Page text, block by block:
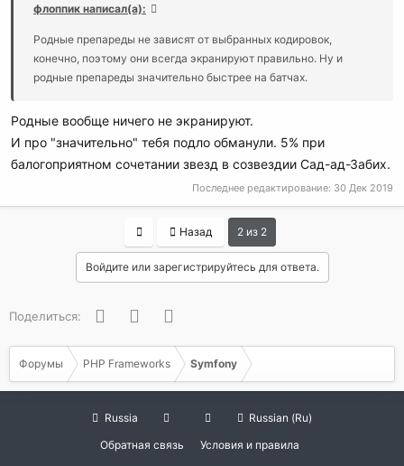
флоппик написал(а):
Родные препареды не зависят от выбранных кодировок,
конечно, поэтому они всегда экранируют правильно. Ну и
родные препареды значительно быстрее на батчах.
Родные вообще ничего не экранируют.
И про "значительно" тебя подло обманули. 5% при
балогоприятном сочетании звезд в созвездии Сад-ад-Забих.
Последнее редактирование: 30 Дек 2019
Назад 2 из 2
Войдите или зарегистрируйтесь для ответа.
Поделиться: FacebookTwitter
Форумы PHP Frameworks Symfony
Russia
Russian (Ru)
Обратная связь
Условия и правила